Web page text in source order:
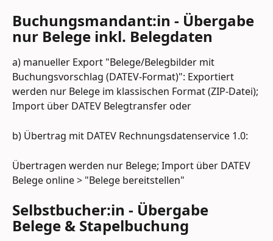
Buchungsmandant:in - Übergabe
nur Belege inkl. Belegdaten
a) manueller Export "Belege/Belegbilder mit
Buchungsvorschlag (DATEV-Format)": Exportiert
werden nur Belege im klassischen Format (ZIP-Datei);
Import über DATEV Belegtransfer oder
b) Übertrag mit DATEV Rechnungsdatenservice 1.0:
Übertragen werden nur Belege; Import über DATEV
Belege online > "Belege bereitstellen"
Selbstbucher:in - Übergabe
Belege & Stapelbuchung